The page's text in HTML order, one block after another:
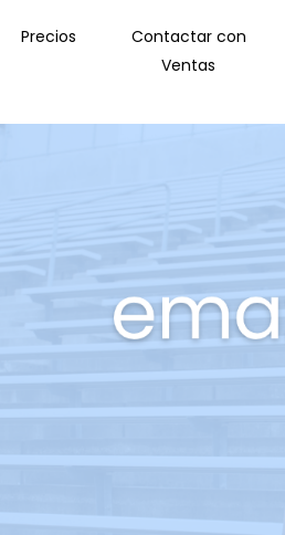
Precios
Contactar con
Ventas